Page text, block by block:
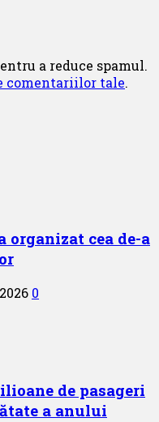
a reduce spamul.
comentariilor tale.
cea de-a
0
de pasageri
a anului